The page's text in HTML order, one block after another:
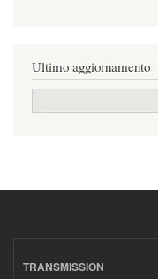
Ultimo aggiornamento
TRANSMISSION